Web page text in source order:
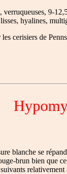
9-
hyalines,
cerisiers de
blanche se
brun bien que